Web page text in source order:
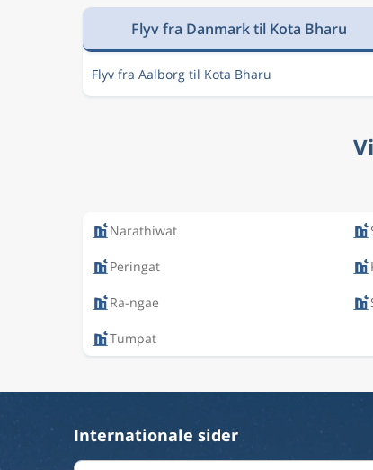
Flyv fra Danmark til Kota Bharu
Flyv fra Aalborg til Kota Bharu
Narathiwat
Peringat
Ra-ngae
Tumpat
Internationale sider